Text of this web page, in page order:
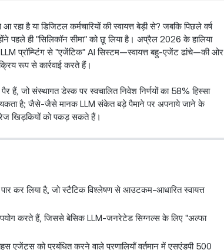
है या डिजिटल कर्मचारियों की स्वायत्त बेड़ी से? जबकि पिछले वर्ष
पहले ही "सिलिकॉन सीमा" को छू लिया है। अप्रैल 2026 के हालिया
प्रॉम्प्टिंग से "एजेंटिक" AI सिस्टम—स्वायत्त बहु-एजेंट ढांचे—की ओर
रूप से कार्रवाई करते हैं।
हैं, जो संस्थागत डेस्क पर स्वचालित निवेश निर्णयों का 58% हिस्सा
है; जैसे-जैसे मानक LLM संकेत बड़े पैमाने पर अपनाये जाने के
खिड़कियों को पकड़ सकते हैं।
कर लिया है, जो स्टैटिक विश्लेषण से आउटकम-आधारित स्वायत्त
करते हैं, जिससे बेसिक LLM-जनरेटेड सिग्नल्स के लिए "अल्फा
एजेंट्स को प्रबंधित करने वाले प्रणालियाँ वर्तमान में एसएंडपी 500